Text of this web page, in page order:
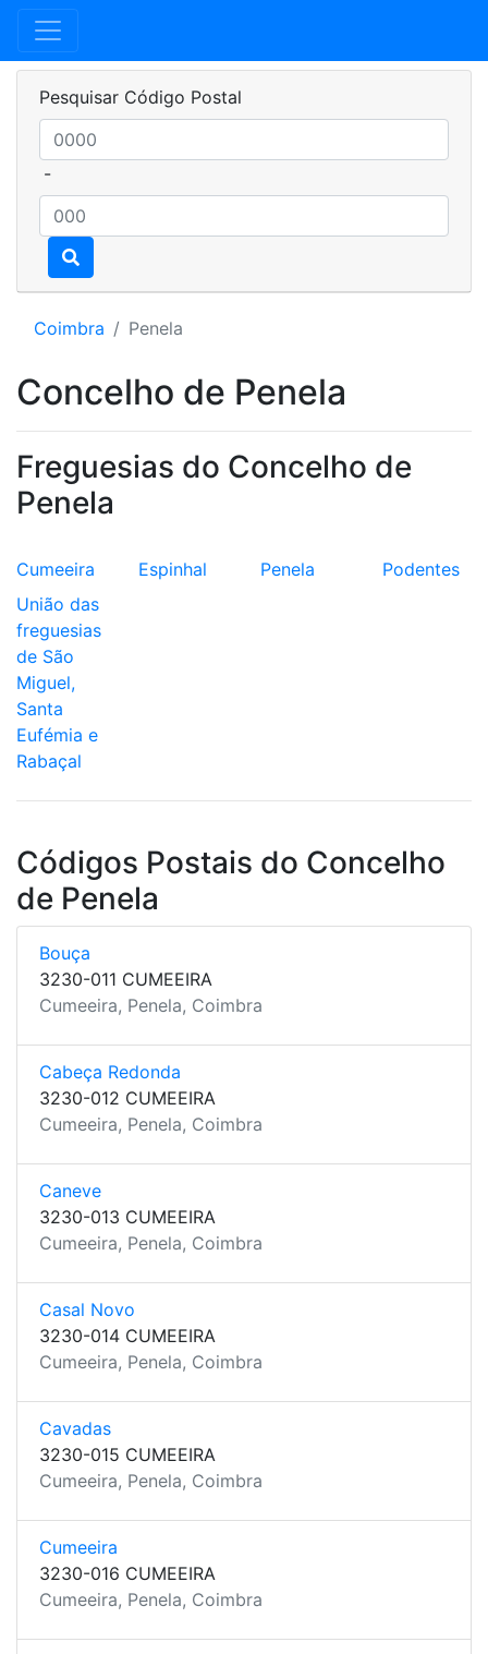
Pesquisar Código Postal
-
Coimbra Penela
Concelho de Penela
Freguesias do Concelho de
Penela
Cumeeira Espinhal Penela
Podentes
União das
freguesias
de São
Miguel,
Santa
Eufémia e
Rabaçal
Códigos Postais do Concelho
de Penela
Bouça
3230-011 CUMEEIRA
Cumeeira, Penela, Coimbra
Cabeça Redonda
3230-012 CUMEEIRA
Cumeeira, Penela, Coimbra
Caneve
3230-013 CUMEEIRA
Cumeeira, Penela, Coimbra
Casal Novo
3230-014 CUMEEIRA
Cumeeira, Penela, Coimbra
Cavadas
3230-015 CUMEEIRA
Cumeeira, Penela, Coimbra
Cumeeira
3230-016 CUMEEIRA
Cumeeira, Penela, Coimbra